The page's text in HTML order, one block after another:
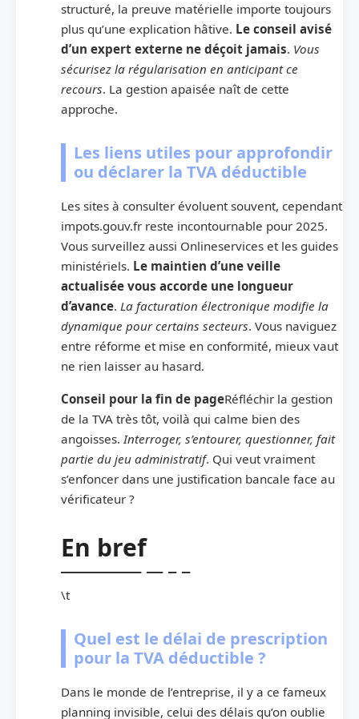
structuré, la preuve matérielle importe toujours
plus qu’une explication hâtive. Le conseil avisé
d’un expert externe ne déçoit jamais. Vous
sécurisez la régularisation en anticipant ce
recours. La gestion apaisée naît de cette
approche.
Les liens utiles pour approfondir
ou déclarer la TVA déductible
Les sites à consulter évoluent souvent, cependant
impots.gouv.fr reste incontournable pour 2025.
Vous surveillez aussi Onlineservices et les guides
ministériels. Le maintien d’une veille
actualisée vous accorde une longueur
d’avance. La facturation électronique modifie la
dynamique pour certains secteurs. Vous naviguez
entre réforme et mise en conformité, mieux vaut
ne rien laisser au hasard.
Conseil pour la fin de pageRéfléchir la gestion
de la TVA très tôt, voilà qui calme bien des
angoisses.Interroger, s’entourer, questionner, fait
partie du jeu administratif. Qui veut vraiment
s’enfoncer dans une justification bancale face au
vérificateur ?
En bref
\t
Quel est le délai de prescription
pour la TVA déductible ?
Dans le monde de l’entreprise, il y a ce fameux
planning invisible, celui des délais qu’on oublie